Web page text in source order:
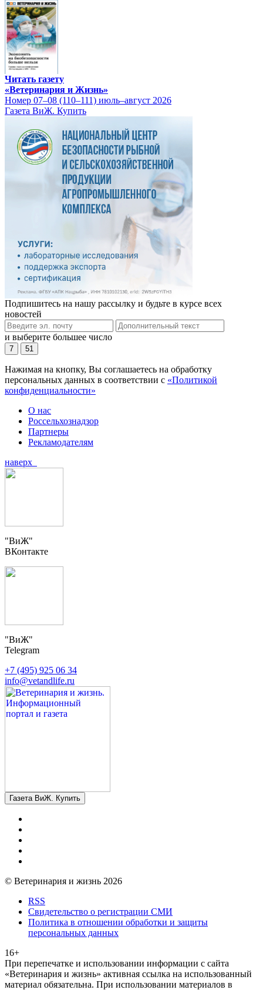
Читать газету
«Ветеринария и Жизнь»
Номер 07–08 (110–111) июль–август 2026
Газета ВиЖ. Купить
Подпишитесь на нашу рассылку и будьте в курсе всех
новостей
и выберите большее число
7 51
Нажимая на кнопку, Вы соглашаетесь на обработку
персональных данных в соответствии с «Политикой
конфиденциальности»
О нас
Россельхознадзор
Партнеры
Рекламодателям
наверх
"ВиЖ"
ВКонтакте
"ВиЖ"
Telegram
+7 (495) 925 06 34
info@vetandlife.ru
Газета ВиЖ. Купить
© Ветеринария и жизнь 2026
RSS
Свидетельство о регистрации СМИ
Политика в отношении обработки и защиты
персональных данных
16+
При перепечатке и использовании информации с сайта
«Ветеринария и жизнь» активная ссылка на использованный
материал обязательна. При использовании материалов в